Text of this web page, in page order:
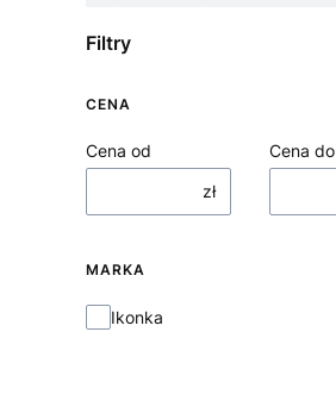
Filtry
CENA
Cena od
zł
Cena do
MARKA
Marka
Ikonka